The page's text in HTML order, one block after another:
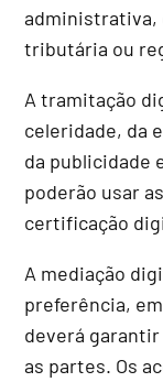
administrativa,
tributária ou
A tramitação
celeridade, da
da publicidade
poderão usar
certificação
A mediação
preferência,
deverá
as partes. Os